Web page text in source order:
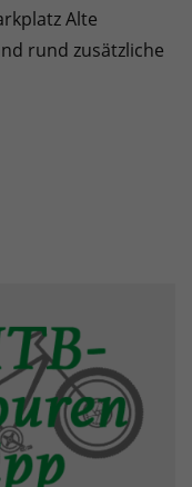
Alte
rund zusätzliche